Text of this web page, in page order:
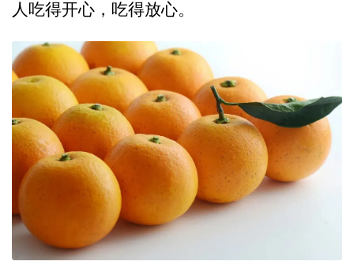
人吃得开心，吃得放心。